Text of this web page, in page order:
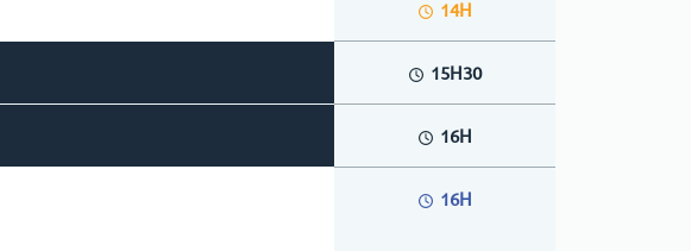
14H
15H30
16H
16H